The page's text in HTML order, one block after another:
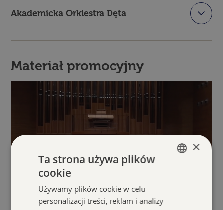
Akademicka Orkiestra Dęta
Materiał promocyjny
×
Ta strona używa plików
cookie
Używamy plików cookie w celu
personalizacji treści, reklam i analizy